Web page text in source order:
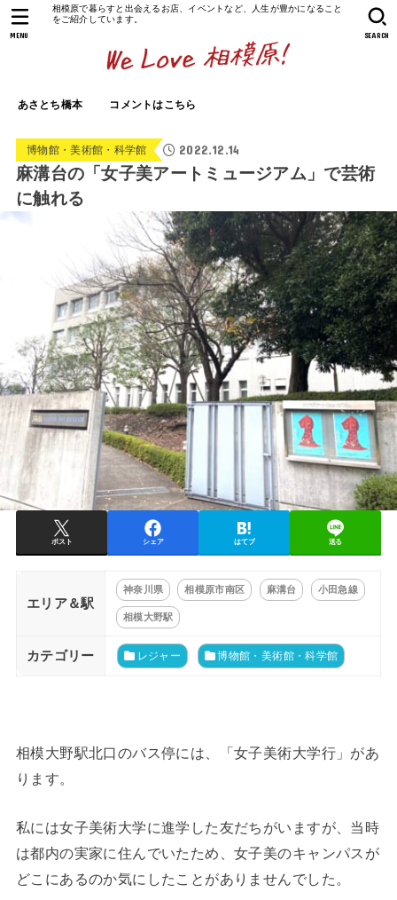
相模原で暮らすと出会えるお店、イベントなど、人生が豊かになること
をご紹介しています。
あさとち橋本 コメントはこちら
SEARCH
MENU
博物館・美術館・科学館 2022.12.14
麻溝台の「女子美アートミュージアム」で芸術
に触れる
ポスト シェア はてブ 送る
エリア＆駅
神奈川県 相模原市南区 麻溝台 小田急線
相模大野駅
カテゴリー レジャー 博物館・美術館・科学館
相模大野駅北口のバス停には、「女子美術大学行」があ
ります。
私には女子美術大学に進学した友だちがいますが、当時
は都内の実家に住んでいたため、女子美のキャンパスが
どこにあるのか気にしたことがありませんでした。